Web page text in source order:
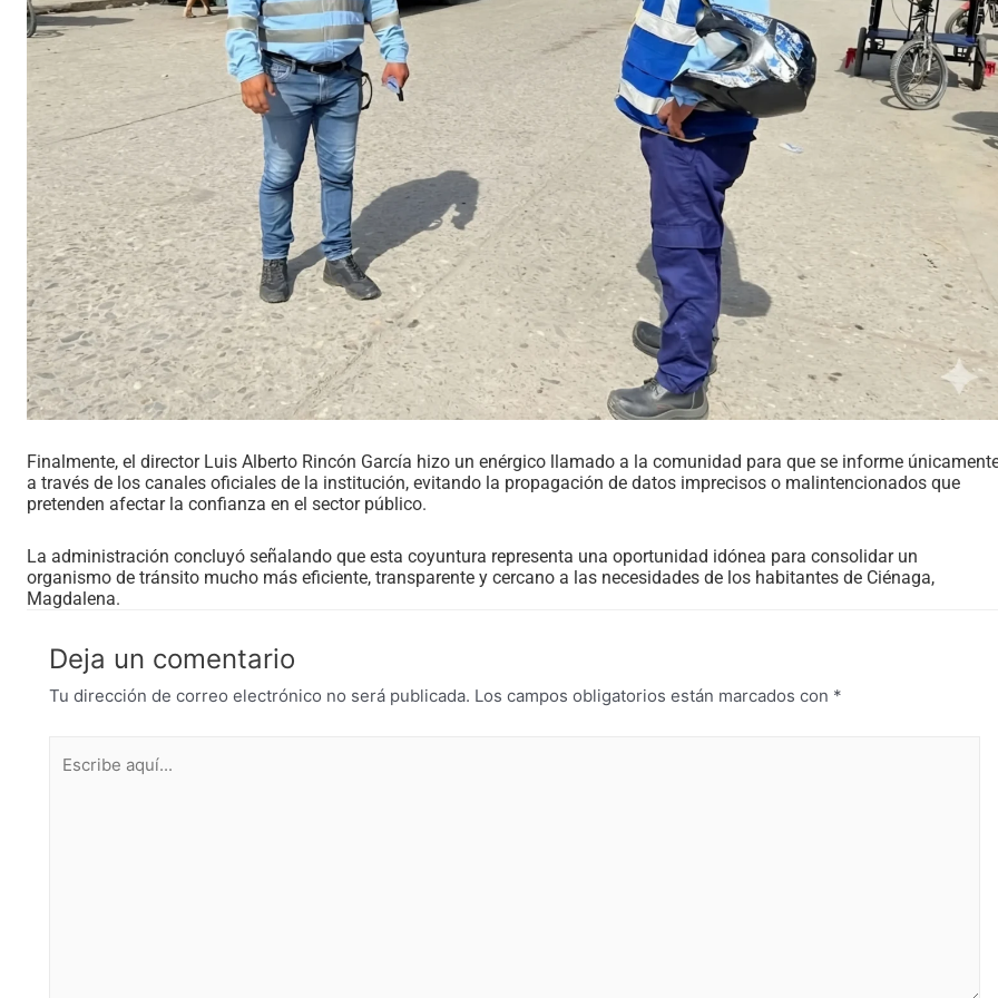
​Finalmente, el director Luis Alberto Rincón García hizo un enérgico llamado a la comunidad para que se informe
a través de los canales oficiales de la institución, evitando la propagación de datos imprecisos o malintencionados que
pretenden afectar la confianza en el sector público.
La administración concluyó señalando que esta coyuntura representa una oportunidad idónea para consolidar un
organismo de tránsito mucho más eficiente, transparente y cercano a las necesidades de los habitantes de Ciénaga,
Magdalena.
Deja un comentario
Tu dirección de correo electrónico no será publicada. Los campos obligatorios están marcados con *